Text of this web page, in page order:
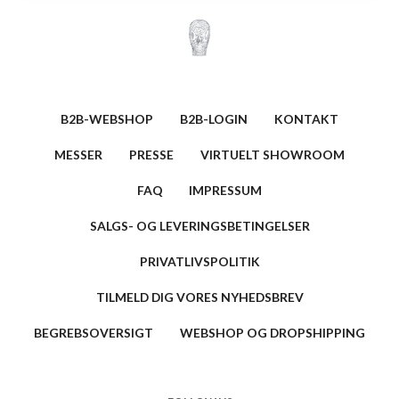
B2B-WEBSHOP B2B-LOGIN KONTAKT
MESSER PRESSE VIRTUELT SHOWROOM
FAQ IMPRESSUM
SALGS- OG LEVERINGSBETINGELSER
PRIVATLIVSPOLITIK
TILMELD DIG VORES NYHEDSBREV
BEGREBSOVERSIGT WEBSHOP OG DROPSHIPPING